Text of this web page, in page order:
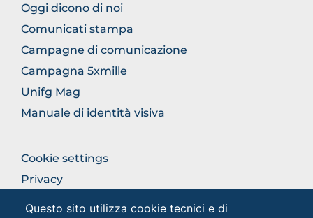
Questo sito utilizza cookie tecnici e di
FOOTER
COMUNICAZIONE
Oggi dicono di noi
Comunicati stampa
Campagne di comunicazione
Campagna 5xmille
Unifg Mag
Manuale di identità visiva
FOOTER
COLONNA
DESTRA
Cookie settings
Privacy